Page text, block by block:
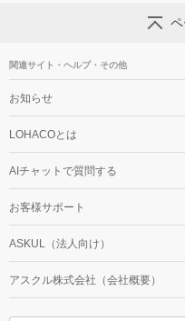
関連サイト・ヘルプ・その他
お知らせ
LOHACOとは
AIチャットで質問する
お客様サポート
ASKUL（法人向け）
アスクル株式会社（会社概要）